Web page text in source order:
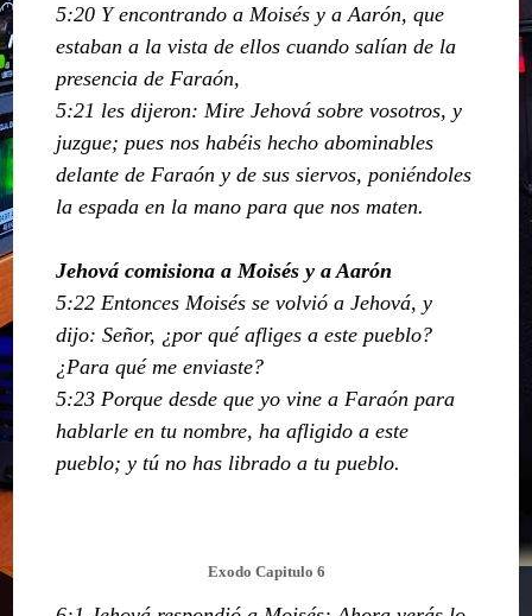
5:20 Y encontrando a Moisés y a Aarón, que
estaban a la vista de ellos cuando salían de la
presencia de Faraón,
5:21 les dijeron: Mire Jehová sobre vosotros, y
juzgue; pues nos habéis hecho abominables
delante de Faraón y de sus siervos, poniéndoles
la espada en la mano para que nos maten.
Jehová comisiona a Moisés y a Aarón
5:22 Entonces Moisés se volvió a Jehová, y
dijo: Señor, ¿por qué afliges a este pueblo?
¿Para qué me enviaste?
5:23 Porque desde que yo vine a Faraón para
hablarle en tu nombre, ha afligido a este
pueblo; y tú no has librado a tu pueblo.
Exodo Capitulo 6